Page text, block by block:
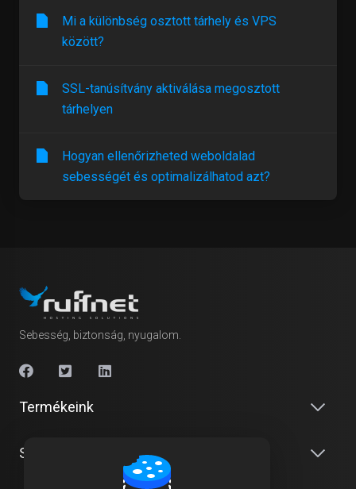
Mi a különbség osztott tárhely és VPS
között?
SSL-tanúsítvány aktiválása megosztott
tárhelyen
Hogyan ellenőrizheted weboldalad
sebességét és optimalizálhatod azt?
Sebesség, biztonság, nyugalom.
Termékeink
Szolgáltatásaink